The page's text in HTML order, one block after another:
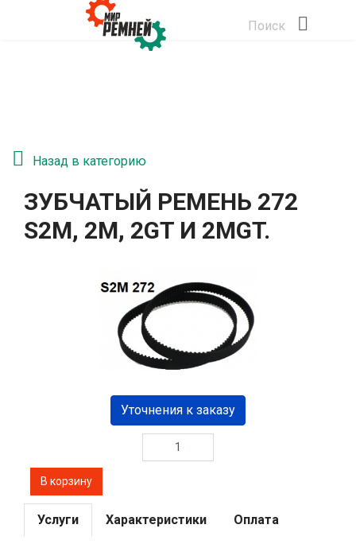
Поиск
Назад в категорию
ЗУБЧАТЫЙ РЕМЕНЬ 272
S2М, 2M, 2GT И 2MGT.
Уточнения к заказу
Услуги Характеристики Оплата